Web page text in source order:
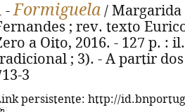
-Formiguela / Margarida
; rev. texto
a Oito, 2016. - 127 p. :
; 3). - A partir dos
3
persistente: http://